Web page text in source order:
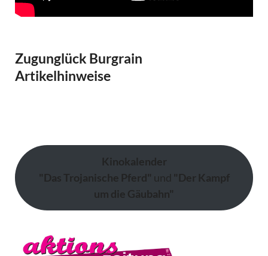
Zugunglück Burgrain
Artikelhinweise
Kinokalender
"Das Trojanische Pferd" und "Der Kampf
um die Gäubahn"